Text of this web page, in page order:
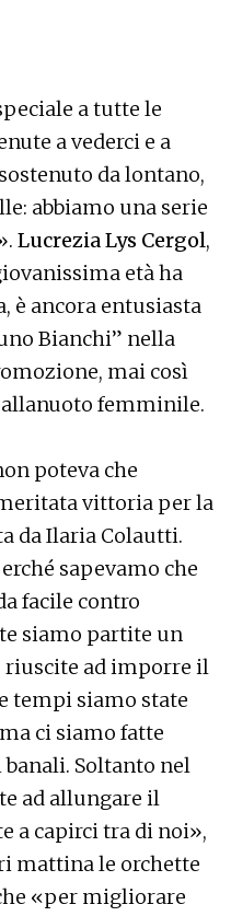
a tutte le
a vederci e a
da lontano,
abbiamo una serie
Lucrezia Lys Cergol,
età ha
è ancora entusiasta
Bianchi” nella
mai così
femminile.
poteva che
vittoria per la
da Ilaria Colautti.
sapevamo che
facile contro
siamo partite un
riuscite ad imporre il
tempi siamo state
ci siamo fatte
Soltanto nel
ad allungare il
a capirci tra di noi»,
mattina le orchette
«per migliorare